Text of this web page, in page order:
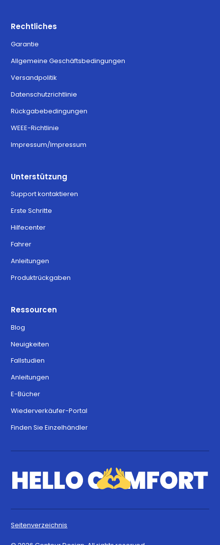
Rechtliches
Garantie
Allgemeine Geschäftsbedingungen
Versandpolitik
Datenschutzrichtlinie
Rückgabebedingungen
WEEE-Richtlinie
Impressum/Impressum
Unterstützung
Support kontaktieren
Erste Schritte
Hilfecenter
Fahrer
Anleitungen
Produktrückgaben
Ressourcen
Blog
Neuigkeiten
Fallstudien
Anleitungen
E-Bücher
Wiederverkäufer-Portal
Finden Sie Einzelhändler
Seitenverzeichnis